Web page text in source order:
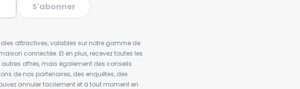
S'abonner
attractives, valables sur notre gamme de
connectée. Et en plus, recevez toutes les
offres, mais également des conseils
de nos partenaires, des enquêtes, des
annuler facilement et à tout moment en